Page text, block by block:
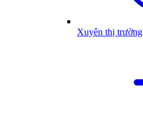
Xuyên thị trường